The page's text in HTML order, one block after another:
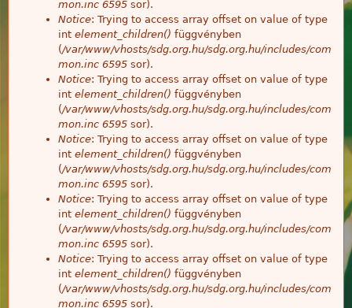
mon.inc 6595 sor).
Notice: Trying to access array offset on value of type
int element_children() függvényben
(/var/www/vhosts/sdg.org.hu/sdg.org.hu/includes/com
mon.inc 6595 sor).
Notice: Trying to access array offset on value of type
int element_children() függvényben
(/var/www/vhosts/sdg.org.hu/sdg.org.hu/includes/com
mon.inc 6595 sor).
Notice: Trying to access array offset on value of type
int element_children() függvényben
(/var/www/vhosts/sdg.org.hu/sdg.org.hu/includes/com
mon.inc 6595 sor).
Notice: Trying to access array offset on value of type
int element_children() függvényben
(/var/www/vhosts/sdg.org.hu/sdg.org.hu/includes/com
mon.inc 6595 sor).
Notice: Trying to access array offset on value of type
int element_children() függvényben
(/var/www/vhosts/sdg.org.hu/sdg.org.hu/includes/com
mon.inc 6595 sor).